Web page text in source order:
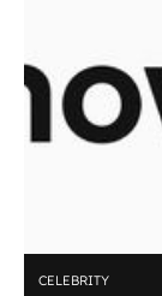
CELEBRITY